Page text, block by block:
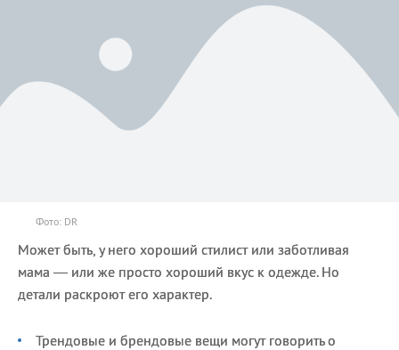
Фото: DR
Может быть, у него хороший стилист или заботливая
мама — или же просто хороший вкус к одежде. Но
детали раскроют его характер.
Трендовые и брендовые вещи могут говорить о